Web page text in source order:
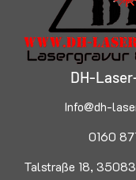
DH-
Info@dh-
0160
Talstraße 18,